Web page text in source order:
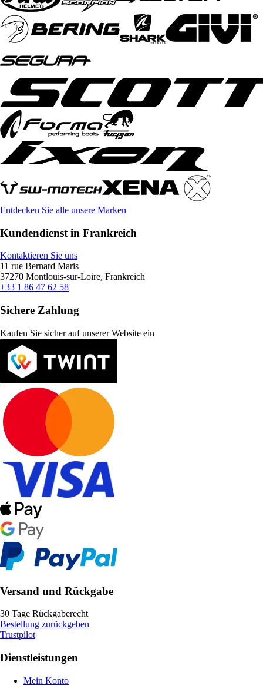
Entdecken Sie alle unsere Marken
Kundendienst in Frankreich
Kontaktieren Sie uns
11 rue Bernard Maris
37270 Montlouis-sur-Loire, Frankreich
+33 1 86 47 62 58
Sichere Zahlung
Kaufen Sie sicher auf unserer Website ein
Versand und Rückgabe
30 Tage Rückgaberecht
Bestellung zurückgeben
Trustpilot
Dienstleistungen
Mein Konto